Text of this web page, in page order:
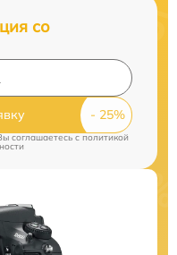
со
соглашаетесь cполитикой